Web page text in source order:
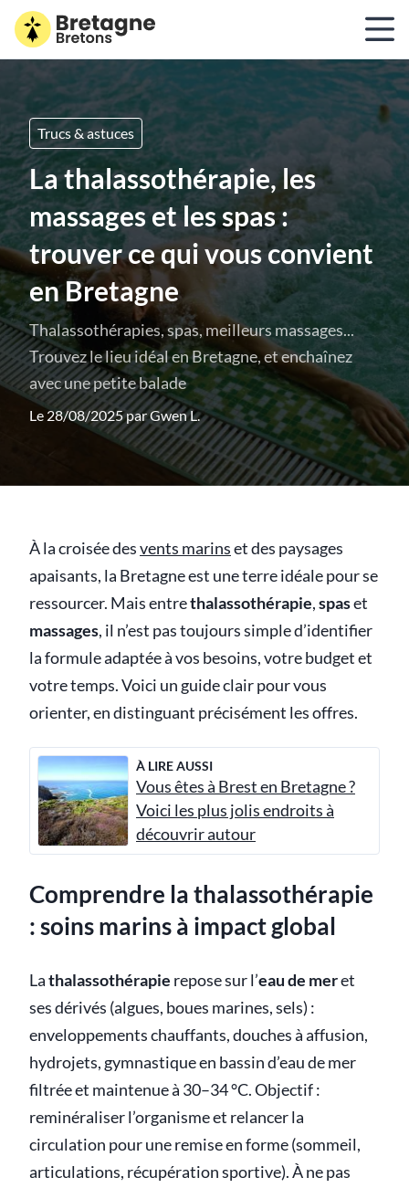
Trucs & astuces
La thalassothérapie, les
massages et les spas :
trouver ce qui vous convient
en Bretagne
Thalassothérapies, spas, meilleurs massages...
Trouvez le lieu idéal en Bretagne, et enchaînez
avec une petite balade
Le 28/08/2025 parGwen L.
À la croisée desvents marinset des paysages
apaisants, la Bretagne est une terre idéale pour se
ressourcer. Mais entrethalassothérapie,spaset
massages, il n’est pas toujours simple d’identifier
la formule adaptée à vos besoins, votre budget et
votre temps. Voici un guide clair pour vous
orienter, en distinguant précisément les offres.
À LIRE AUSSI
Vous êtes à Brest en Bretagne ?
Voici les plus jolis endroits à
découvrir autour
Comprendre la thalassothérapie
: soins marins à impact global
Lathalassothérapie repose sur l’eau de meret
ses dérivés (algues, boues marines, sels) :
enveloppements chauffants, douches à affusion,
hydrojets, gymnastique en bassin d’eau de mer
filtrée et maintenue à 30–34 °C. Objectif :
reminéraliser l’organisme et relancer la
circulation pour une remise en forme (sommeil,
articulations, récupération sportive). À ne pas